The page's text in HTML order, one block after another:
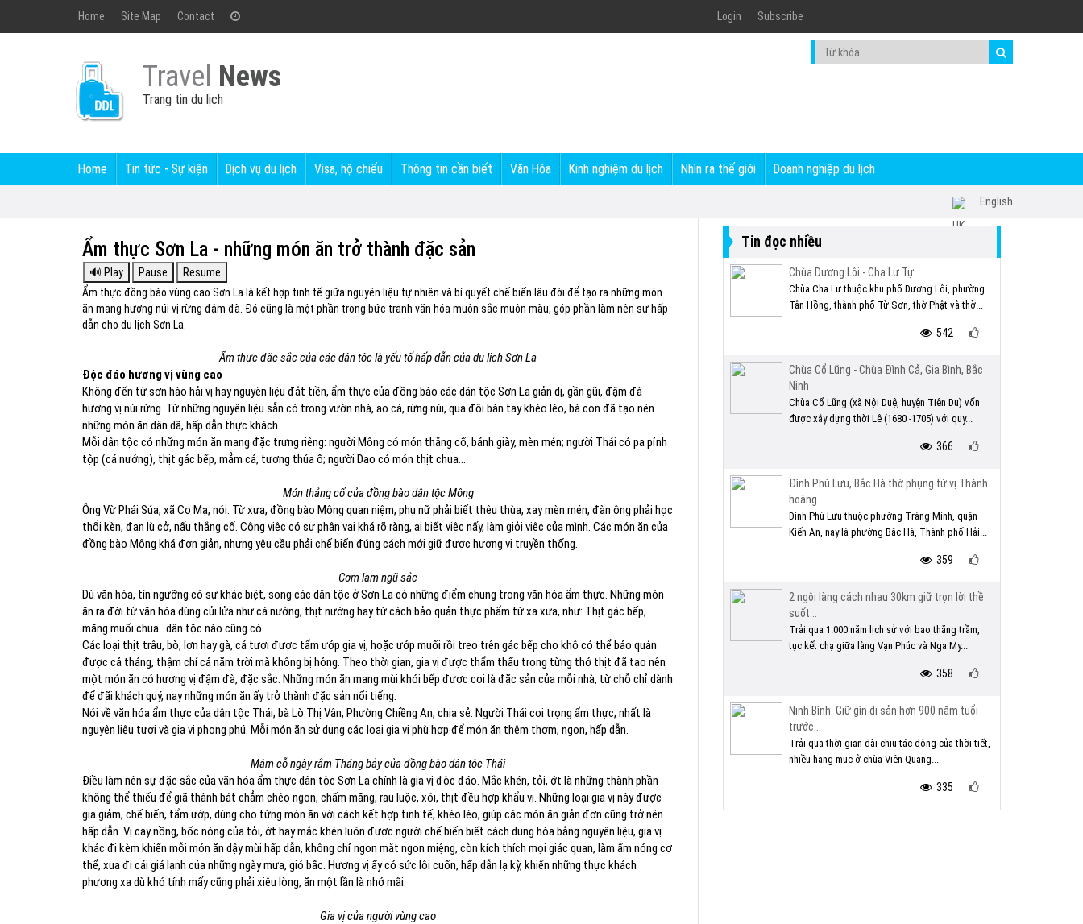
Home Site Map Contact Login Subscribe
Travel News
Trang tin du lịch
Home Tin tức - Sự kiện Dịch vụ du lịch Visa, hộ chiếu Thông tin cần biết Văn Hóa Kinh nghiệm du lịch Nhìn ra thế giới Doanh nghiệp du lịch
English
Ẩm thực Sơn La - những món ăn trở thành đặc sản
Ẩm thực đồng bào vùng cao Sơn La là kết hợp tinh tế giữa nguyên liệu tự nhiên và bí quyết chế biến lâu đời để tạo ra những món
ăn mang hương núi vị rừng đậm đà. Đó cũng là một phần trong bức tranh văn hóa muôn sắc muôn màu, góp phần làm nên sự hấp
dẫn cho du lịch Sơn La.
Ẩm thực đặc sắc của các dân tộc là yếu tố hấp dẫn của du lịch Sơn La
Độc đáo hương vị vùng cao
Không đến từ sơn hào hải vị hay nguyên liệu đắt tiền, ẩm thực của đồng bào các dân tộc Sơn La giản dị, gần gũi, đậm đà
hương vị núi rừng. Từ những nguyên liệu sẵn có trong vườn nhà, ao cá, rừng núi, qua đôi bàn tay khéo léo, bà con đã tạo nên
những món ăn dân dã, hấp dẫn thực khách.
Mỗi dân tộc có những món ăn mang đặc trưng riêng: người Mông có món thắng cố, bánh giày, mèn mén; người Thái có pa pỉnh
tộp (cá nướng), thịt gác bếp, mẳm cá, tương thúa ố; người Dao có món thịt chua…
Món thắng cố của đồng bào dân tộc Mông
Ông Vừ Phái Súa, xã Co Mạ, nói: Từ xưa, đồng bào Mông quan niệm, phụ nữ phải biết thêu thùa, xay mèn mén, đàn ông phải học
thổi kèn, đan lù cở, nấu thắng cố. Công việc có sự phân vai khá rõ ràng, ai biết việc nấy, làm giỏi việc của mình. Các món ăn của
đồng bào Mông khá đơn giản, nhưng yêu cầu phải chế biến đúng cách mới giữ được hương vị truyền thống.
Cơm lam ngũ sắc
Dù văn hóa, tín ngưỡng có sự khác biệt, song các dân tộc ở Sơn La có những điểm chung trong văn hóa ẩm thực. Những món
ăn ra đời từ văn hóa dùng củi lửa như cá nướng, thịt nướng hay từ cách bảo quản thực phẩm từ xa xưa, như: Thịt gác bếp,
măng muối chua…dân tộc nào cũng có.
Các loại thịt trâu, bò, lợn hay gà, cá tươi được tẩm ướp gia vị, hoặc ướp muối rồi treo trên gác bếp cho khô có thể bảo quản
được cả tháng, thậm chí cả năm trời mà không bị hỏng. Theo thời gian, gia vị được thẩm thấu trong từng thớ thịt đã tạo nên
một món ăn có hương vị đậm đà, đặc sắc. Những món ăn mang mùi khói bếp được coi là đặc sản của mỗi nhà, từ chỗ chỉ dành
để đãi khách quý, nay những món ăn ấy trở thành đặc sản nổi tiếng.
Nói về văn hóa ẩm thực của dân tộc Thái, bà Lò Thị Vân, Phường Chiềng An, chia sẻ: Người Thái coi trọng ẩm thực, nhất là
nguyên liệu tươi và gia vị phong phú. Mỗi món ăn sử dụng các loại gia vị phù hợp để món ăn thêm thơm, ngon, hấp dẫn.
Mâm cỗ ngày rằm Tháng bảy của đồng bào dân tộc Thái
Điều làm nên sự đặc sắc của văn hóa ẩm thực dân tộc Sơn La chính là gia vị độc đáo. Mắc khén, tỏi, ớt là những thành phần
không thể thiếu để giã thành bát chẳm chéo ngon, chấm măng, rau luộc, xôi, thịt đều hợp khẩu vị. Những loại gia vị này được
gia giảm, chế biến, tẩm ướp, dùng cho từng món ăn với cách kết hợp tinh tế, khéo léo, giúp các món ăn giản đơn cũng trở nên
hấp dẫn. Vị cay nồng, bốc nóng của tỏi, ớt hay mắc khén luôn được người chế biến biết cách dung hòa bằng nguyên liệu, gia vị
khác đi kèm khiến mỗi món ăn dậy mùi hấp dẫn, không chỉ ngon mắt ngon miệng, còn kích thích mọi giác quan, làm ấm nóng cơ
thể, xua đi cái giá lạnh của những ngày mưa, gió bấc. Hương vị ấy có sức lôi cuốn, hấp dẫn lạ kỳ, khiến những thực khách
phương xa dù khó tính mấy cũng phải xiêu lòng, ăn một lần là nhớ mãi.
Gia vị của người vùng cao
Tin đọc nhiều
Chùa Dương Lôi - Cha Lư Tự
Chùa Cha Lư thuộc khu phố Dương Lôi, phường
Tân Hồng, thành phố Từ Sơn, thờ Phật và thờ...
542
Chùa Cổ Lũng - Chùa Đình Cả, Gia Bình, Bắc
Ninh
Chùa Cổ Lũng (xã Nội Duệ, huyện Tiên Du) vốn
được xây dựng thời Lê (1680 -1705) với quy...
366
Đình Phù Lưu, Bắc Hà thờ phụng tứ vị Thành
hoàng...
Đình Phù Lưu thuộc phường Tràng Minh, quận
Kiến An, nay là phường Bắc Hà, Thành phố Hải...
359
2 ngôi làng cách nhau 30km giữ trọn lời thề
suốt...
Trải qua 1.000 năm lịch sử với bao thăng trầm,
tục kết chạ giữa làng Vạn Phúc và Nga My...
358
Ninh Bình: Giữ gìn di sản hơn 900 năm tuổi
trước...
Trải qua thời gian dài chịu tác động của thời tiết,
nhiều hạng mục ở chùa Viên Quang...
335